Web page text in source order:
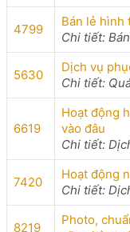
4799
Bán lẻ hình
Chi tiết:
5630
Dịch vụ
Chi tiết:
6619
Hoạt động
vào đâu
Chi tiết:
7420
Hoạt động
Chi tiết:
8219
Photo,